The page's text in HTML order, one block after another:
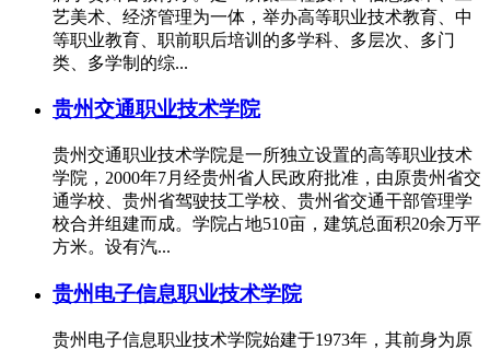
艺美术、经济管理为一体，举办高等职业技术教育、中
等职业教育、职前职后培训的多学科、多层次、多门
类、多学制的综...
贵州交通职业技术学院
贵州交通职业技术学院是一所独立设置的高等职业技术
学院，2000年7月经贵州省人民政府批准，由原贵州省交
通学校、贵州省驾驶技工学校、贵州省交通干部管理学
校合并组建而成。学院占地510亩，建筑总面积20余万平
方米。设有汽...
贵州电子信息职业技术学院
贵州电子信息职业技术学院始建于1973年，其前身为原